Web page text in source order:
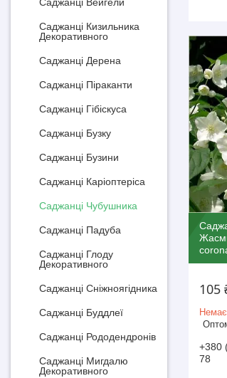
105
Немає
+380
78
Саджанці Кизильника
Декоративного
Саджанці Дерена
Саджанці Піраканти
Саджанці Гібіскуса
Саджанці Бузку
Саджанці Бузини
Саджанці Каріоптеріса
Саджанці Чубушника
Саджанці Падуба
Саджанці Глоду
Декоративного
Саджанці Сніжноягідника
Саджанці Буддлеї
Саджанці Рододендронів
Саджанці Мигдалю
Декоративного